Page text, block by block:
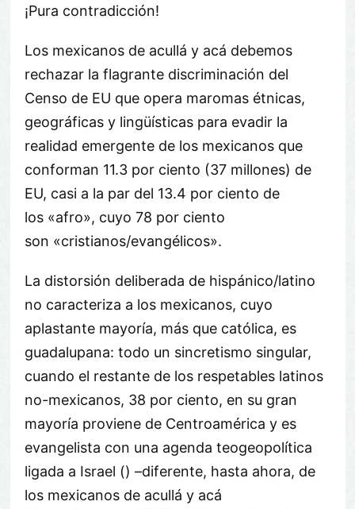
¡Pura contradicción!
Los mexicanos de acullá y acá debemos
rechazar la flagrante discriminación del
Censo de EU que opera maromas étnicas,
geográficas y lingüísticas para evadir la
realidad emergente de los mexicanos que
conforman 11.3 por ciento (37 millones) de
EU, casi a la par del 13.4 por ciento de
los «afro», cuyo 78 por ciento
son «cristianos/evangélicos».
La distorsión deliberada de hispánico/latino
no caracteriza a los mexicanos, cuyo
aplastante mayoría, más que católica, es
guadalupana: todo un sincretismo singular,
cuando el restante de los respetables latinos
no-mexicanos, 38 por ciento, en su gran
mayoría proviene de Centroamérica y es
evangelista con una agenda teogeopolítica
ligada a Israel () –diferente, hasta ahora, de
los mexicanos de acullá y acá